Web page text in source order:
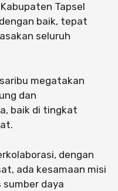
Tapsel
baik, tepat
seluruh
megatakan
dan
baik di tingkat
dengan
ada kesamaan misi
daya